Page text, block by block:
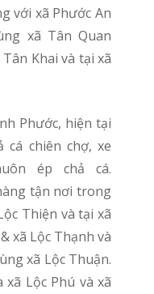
với xã Phước An
xã Tân Quan
Khai và tại xã
cá chiên chợ, xe
ép chả cá.
tận nơi trong
Thiện và tại xã
xã Lộc Thạnh và
xã Lộc Thuận.
xã Lộc Phú và xã